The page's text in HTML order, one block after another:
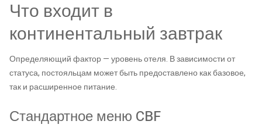
Что входит в
континентальный завтрак
Определяющий фактор — уровень отеля. В зависимости от
статуса, постояльцам может быть предоставлено как базовое,
так и расширенное питание.
Стандартное меню CBF